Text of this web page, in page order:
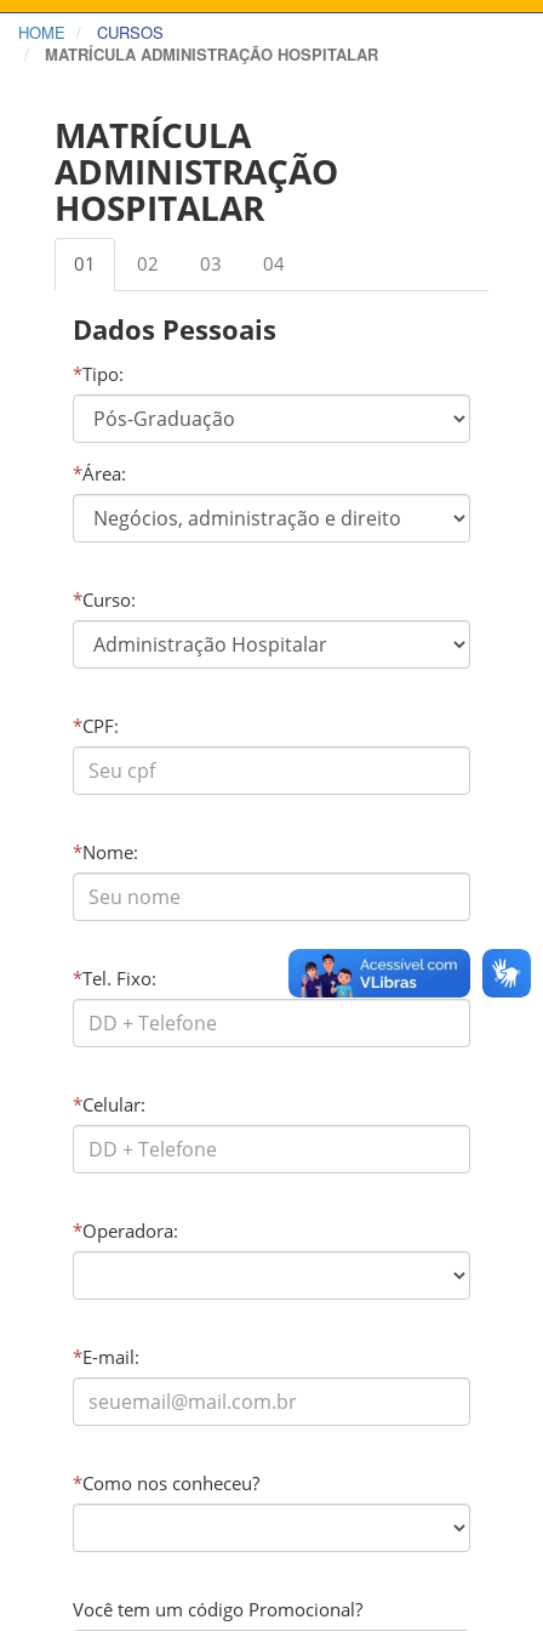
HOME
CURSOS
MATRÍCULA ADMINISTRAÇÃO HOSPITALAR
MATRÍCULA
ADMINISTRAÇÃO
HOSPITALAR
01 02 03 04
Dados Pessoais
*Tipo:
*Área:
*Curso:
*CPF:
*Nome:
*Tel. Fixo:
*Celular:
*Operadora:
*E-mail:
*Como nos conheceu?
Você tem um código Promocional?